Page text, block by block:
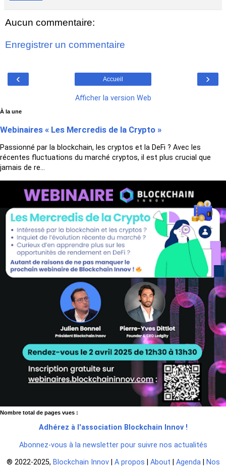
Aucun commentaire:
Enregistrer un commentaire
‹ ›
Accueil
Afficher la version Web
À la une
Webinaires « Les Mercredis de la Crypto »
Passionné par la blockchain, les cryptos et la DeFi ? Avec les
récentes fluctuations du marché cryptos, il est plus crucial que
jamais de re...
Nombre total de pages vues :
Adhérez à l'association Blockchain Innov !
Abonnez-vous à la newsletter pour suivre nos actualités
®️ 2022-2025, Blockchain Innov A propos About Agenda Nos